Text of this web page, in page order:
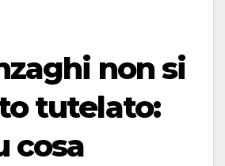
non si
tutelato:
cosa